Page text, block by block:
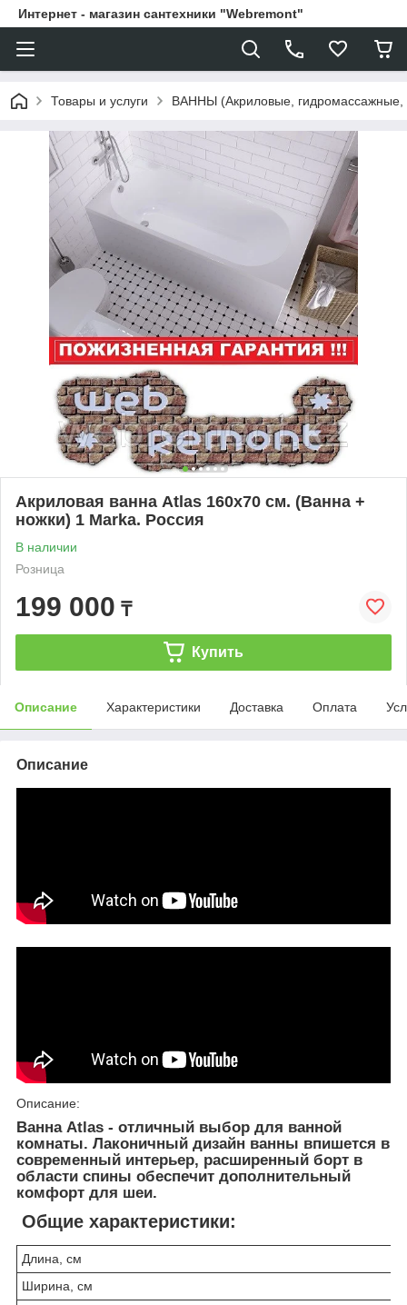
Интернет - магазин сантехники "Webremont"
Товары и услуги ВАННЫ (Акриловые,
Акриловая ванна Atlas 160х70 см. (Ванна +
ножки) 1 Marka. Россия
В наличии
Розница
199 000 ₸
Купить
Описание Характеристики Доставка Оплата
Описание
Описание:
Ванна Atlas - отличный выбор для ванной
комнаты. Лаконичный дизайн ванны впишется в
современный интерьер, расширенный борт в
области спины обеспечит дополнительный
комфорт для шеи.
Общие характеристики:
Длина, см
Ширина, см